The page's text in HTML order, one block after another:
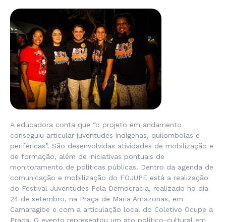
A educadora conta que “o projeto em andamento
conseguiu articular juventudes indígenas, quilombolas e
periféricas”. São desenvolvidas atividades de mobilização e
de formação, além de iniciativas pontuais de
monitoramento de políticas públicas. Dentro da agenda de
comunicação e mobilização do FOJUPE está a realização
do Festival Juventudes Pela Democracia, realizado no dia
24 de setembro, na Praça de Maria Amazonas, em
Camaragibe e com a articulação local do Coletivo Ocupe a
Praça. O evento representou um ato político-cultural em